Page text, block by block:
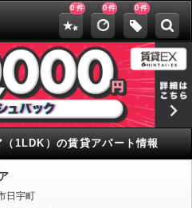
0 件 0件 0件
1LDK）の賃貸アパート情報
日宇町